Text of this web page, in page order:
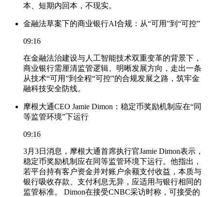
本、短期内回本，不现实。
金融法草案下的商业银行AI合规：从“可用”到“可控”
09:16
在金融法治建设与人工智能技术双重变革的背景下，
商业银行需厘清监管逻辑、明晰发展方向，走出一条
从技术“可用”到全程“可控”的合规发展之路，筑牢金
融科技安全防线。
摩根大通CEO Jamie Dimon：稳定币奖励机制应在“同
等监管环境”下运行
09:16
3月3日消息，摩根大通首席执行官Jamie Dimon表示，
稳定币奖励机制应在同等监管环境下运行。他指出，
若平台持有客户资金并对账户余额支付收益，本质与
银行吸收存款、支付利息无异，应适用与银行相同的
监管标准。 Dimon在接受CNBC采访时称，可接受的